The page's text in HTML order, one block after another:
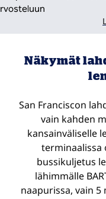
Näkymät
San Franciscon
vain kahden
kansainväliselle
terminaalissa
bussikuljetus
lähimmälle
naapurissa, vain